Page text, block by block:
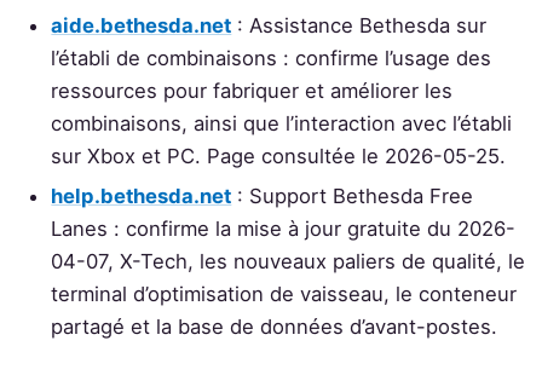
aide.bethesda.net : Assistance Bethesda sur
l’établi de combinaisons : confirme l’usage des
ressources pour fabriquer et améliorer les
combinaisons, ainsi que l’interaction avec l’établi
sur Xbox et PC. Page consultée le 2026-05-25.
help.bethesda.net : Support Bethesda Free
Lanes : confirme la mise à jour gratuite du 2026-
04-07, X-Tech, les nouveaux paliers de qualité, le
terminal d’optimisation de vaisseau, le conteneur
partagé et la base de données d’avant-postes.